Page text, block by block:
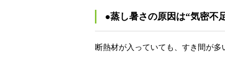
●蒸し暑さの原因は“気密不
断熱材が入っていても、すき間が多